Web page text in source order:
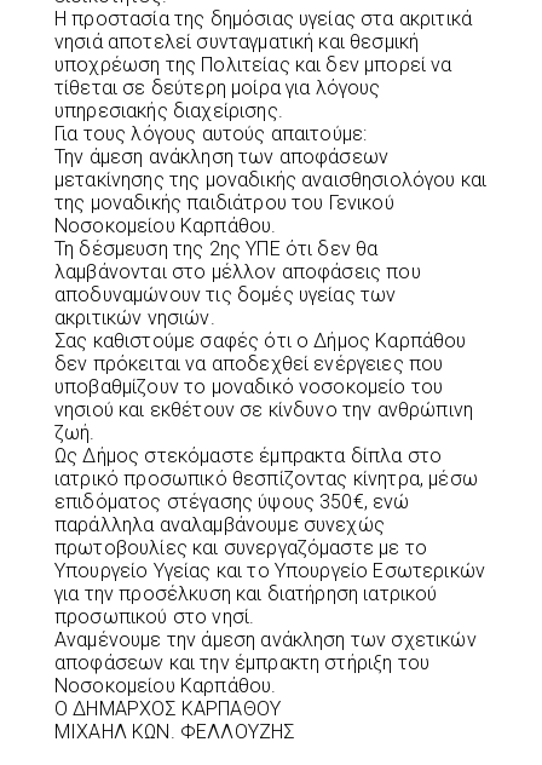
Η προστασία της δημόσιας υγείας στα ακριτικά
νησιά αποτελεί συνταγματική και θεσμική
υποχρέωση της Πολιτείας και δεν μπορεί να
τίθεται σε δεύτερη μοίρα για λόγους
υπηρεσιακής διαχείρισης.
Για τους λόγους αυτούς απαιτούμε:
Την άμεση ανάκληση των αποφάσεων
μετακίνησης της μοναδικής αναισθησιολόγου και
της μοναδικής παιδιάτρου του Γενικού
Νοσοκομείου Καρπάθου.
Τη δέσμευση της 2ης ΥΠΕ ότι δεν θα
λαμβάνονται στο μέλλον αποφάσεις που
αποδυναμώνουν τις δομές υγείας των
ακριτικών νησιών.
Σας καθιστούμε σαφές ότι ο Δήμος Καρπάθου
δεν πρόκειται να αποδεχθεί ενέργειες που
υποβαθμίζουν το μοναδικό νοσοκομείο του
νησιού και εκθέτουν σε κίνδυνο την ανθρώπινη
ζωή.
Ως Δήμος στεκόμαστε έμπρακτα δίπλα στο
ιατρικό προσωπικό θεσπίζοντας κίνητρα, μέσω
επιδόματος στέγασης ύψους 350€, ενώ
παράλληλα αναλαμβάνουμε συνεχώς
πρωτοβουλίες και συνεργαζόμαστε με το
Υπουργείο Υγείας και το Υπουργείο Εσωτερικών
για την προσέλκυση και διατήρηση ιατρικού
προσωπικού στο νησί.
Αναμένουμε την άμεση ανάκληση των σχετικών
αποφάσεων και την έμπρακτη στήριξη του
Νοσοκομείου Καρπάθου.
Ο ΔΗΜΑΡΧΟΣ ΚΑΡΠΑΘΟΥ
ΜΙΧΑΗΛ ΚΩΝ. ΦΕΛΛΟΥΖΗΣ